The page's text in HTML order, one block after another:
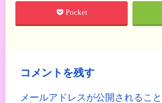
Pocket
コメントを残す
メールアドレスが公開されるこ